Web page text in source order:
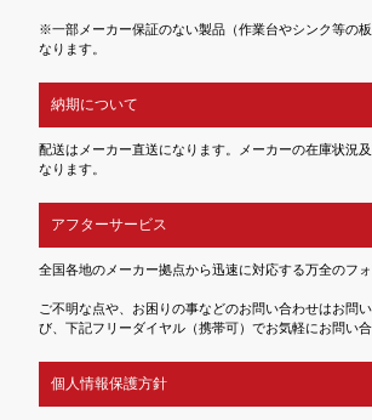
※一部メーカー保証のない製品（作業台やシンク等の
なります。
納期について
配送はメーカー直送になります。メーカーの在庫状況
なります。
アフターサービス
全国各地のメーカー拠点から迅速に対応する万全のフォ
ご不明な点や、お困りの事などのお問い合わせはお問
び、下記フリーダイヤル（携帯可）でお気軽にお問い合
個人情報保護方針